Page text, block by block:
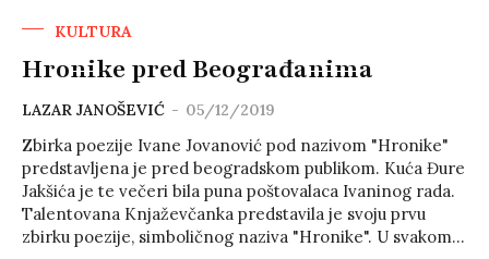
KULTURA
Hronike pred Beograđanima
LAZAR JANOŠEVIĆ - 05/12/2019
Zbirka poezije Ivane Jovanović pod nazivom "Hronike"
predstavljena je pred beogradskom publikom. Kuća Đure
Jakšića je te večeri bila puna poštovalaca Ivaninog rada.
Talentovana Knjaževčanka predstavila je svoju prvu
zbirku poezije, simboličnog naziva "Hronike". U svakom...